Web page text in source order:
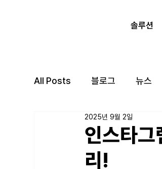
솔루션
All Posts 블로그 뉴스
인스타
리!
2025년 9월 2일